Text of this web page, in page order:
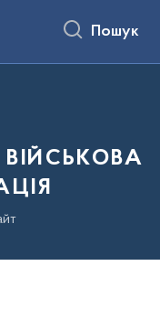
Пошук